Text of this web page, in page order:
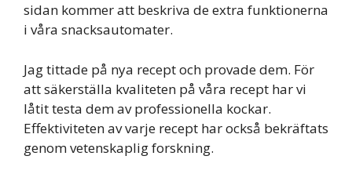
sidan kommer att beskriva de extra funktionerna
i våra snacksautomater.
Jag tittade på nya recept och provade dem. För
att säkerställa kvaliteten på våra recept har vi
låtit testa dem av professionella kockar.
Effektiviteten av varje recept har också bekräftats
genom vetenskaplig forskning.